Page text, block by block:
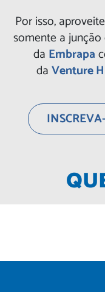
Por isso,
somente a
da Embrapa
daVenture